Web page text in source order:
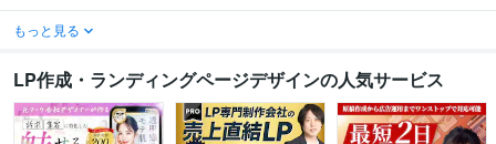
もっと見る
LP作成・ランディングページデザインの人気サービス